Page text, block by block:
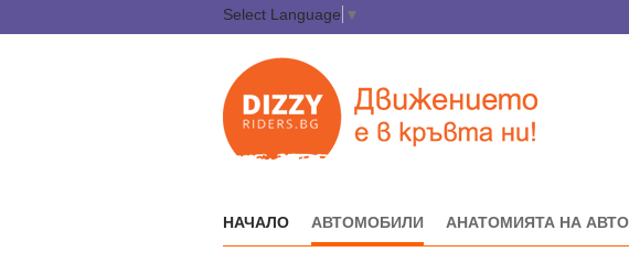
Select Language ▼
НАЧАЛО АВТОМОБИЛИ АНАТОМИЯТА НА